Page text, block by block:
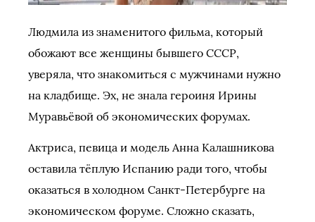
Людмила из знаменитого фильма, который
обожают все женщины бывшего СССР,
уверяла, что знакомиться с мужчинами нужно
на кладбище. Эх, не знала героиня Ирины
Муравьёвой об экономических форумах.
Актриса, певица и модель Анна Калашникова
оставила тёплую Испанию ради того, чтобы
оказаться в холодном Санкт-Петербурге на
экономическом форуме. Сложно сказать,